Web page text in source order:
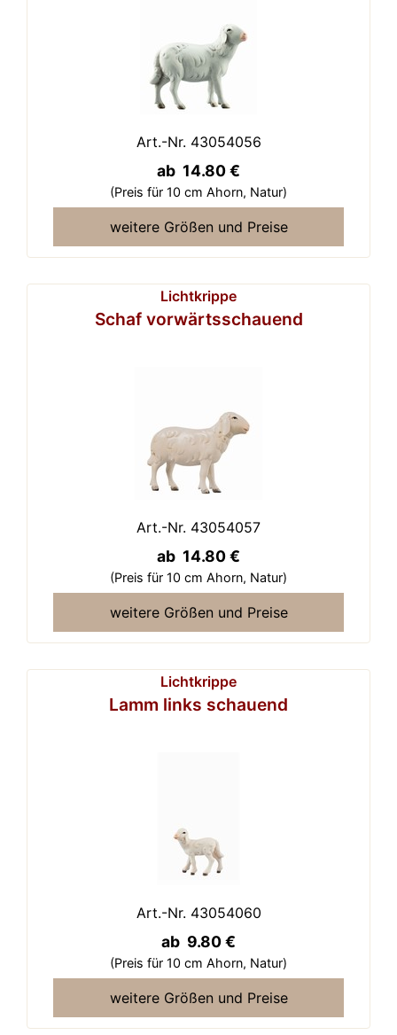
Art.-Nr. 43054056
ab 14.80 €
(Preis für 10 cm Ahorn, Natur)
weitere Größen und Preise
Lichtkrippe
Schaf vorwärtsschauend
Art.-Nr. 43054057
ab 14.80 €
(Preis für 10 cm Ahorn, Natur)
weitere Größen und Preise
Lichtkrippe
Lamm links schauend
Art.-Nr. 43054060
ab 9.80 €
(Preis für 10 cm Ahorn, Natur)
weitere Größen und Preise